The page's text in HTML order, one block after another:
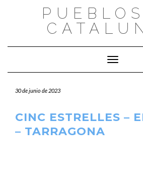
Cambiar
30 de junio de 2023
CINC ESTRELLES –
– TARRAGONA